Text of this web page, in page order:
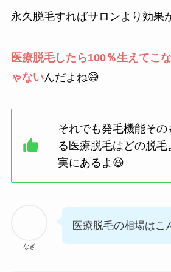
永久脱毛すればサロンより効果
医療脱毛したら100％生えてこ
ゃないんだよね😅
それでも発毛機能その
る医療脱毛はどの脱
実にあるよ😆
なぎ
医療脱毛の相場はこ